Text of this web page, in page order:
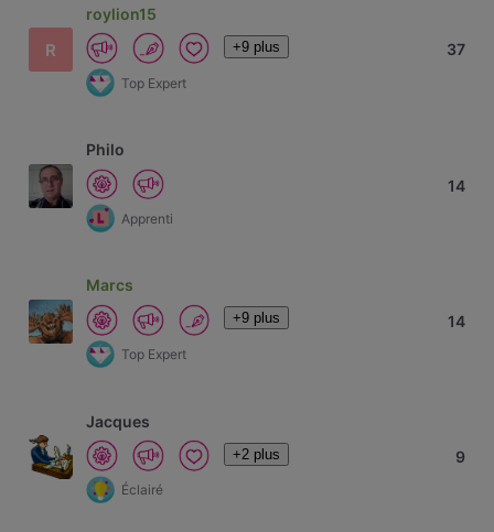
R
roylion15
+9 plus
Top Expert
37
Philo
Apprenti
14
Marcs
+9 plus
Top Expert
14
Jacques
+2 plus
Éclairé
9